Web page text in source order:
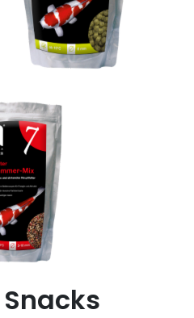
Snacks